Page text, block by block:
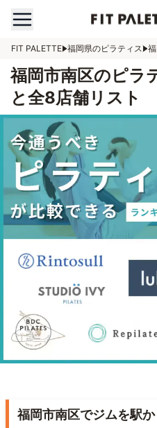
FIT PALETTE 福岡県のピラティス
福岡市南区のピラ
と全8店舗リスト
福岡市南区でジムを駅